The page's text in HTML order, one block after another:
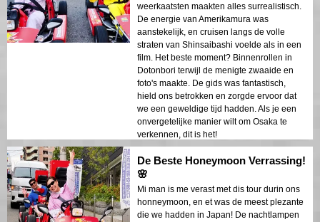
weerkaatsten maakten alles surrealistisch.
De energie van Amerikamura was
aanstekelijk, en cruisen langs de volle
straten van Shinsaibashi voelde als in een
film. Het beste moment? Binnenrollen in
Dotonbori terwijl de menigte zwaaide en
foto's maakte. De gids was fantastisch,
hield ons betrokken en zorgde ervoor dat
we een geweldige tijd hadden. Als je een
onvergetelijke manier wilt om Osaka te
verkennen, dit is het!
De Beste Honeymoon Verrassing!
🌸
Mi man is me verast met dis tour durin ons
honneymoon, en et was de meest plezante
die we hadden in Japan! De nachtlampen